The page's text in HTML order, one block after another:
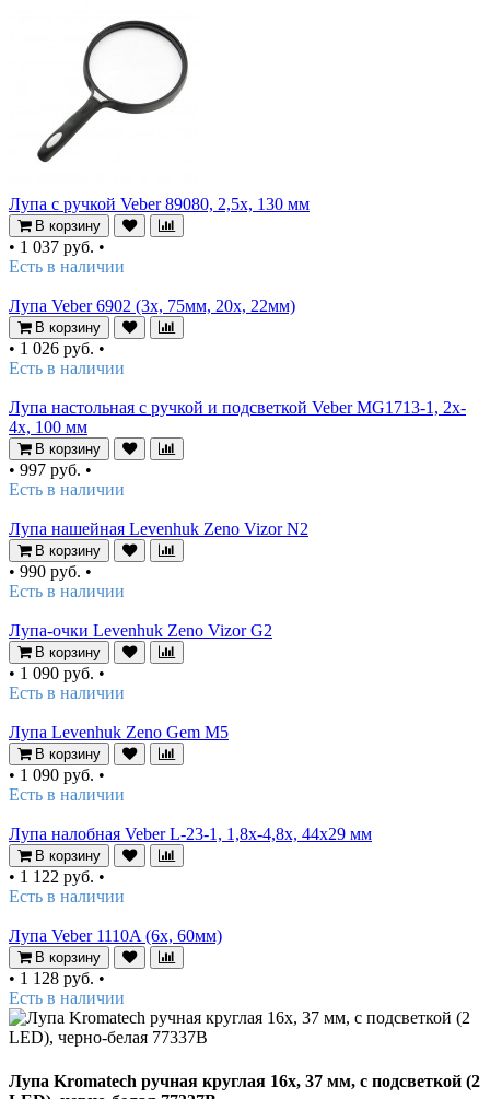
Лупа с ручкой Veber 89080, 2,5х, 130 мм
В корзину
• 1 037 руб. •
Есть в наличии
Лупа Veber 6902 (3х, 75мм, 20х, 22мм)
В корзину
• 1 026 руб. •
Есть в наличии
Лупа настольная с ручкой и подсветкой Veber MG1713-1, 2x-
4x, 100 мм
В корзину
• 997 руб. •
Есть в наличии
Лупа нашейная Levenhuk Zeno Vizor N2
В корзину
• 990 руб. •
Есть в наличии
Лупа-очки Levenhuk Zeno Vizor G2
В корзину
• 1 090 руб. •
Есть в наличии
Лупа Levenhuk Zeno Gem M5
В корзину
• 1 090 руб. •
Есть в наличии
Лупа налобная Veber L-23-1, 1,8x-4,8x, 44x29 мм
В корзину
• 1 122 руб. •
Есть в наличии
Лупа Veber 1110A (6х, 60мм)
В корзину
• 1 128 руб. •
Есть в наличии
Лупа Kromatech ручная круглая 16x, 37 мм, с подсветкой (2